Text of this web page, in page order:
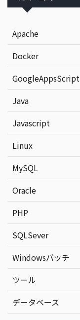
Apache
Docker
GoogleAppsScript
Java
Javascript
Linux
MySQL
Oracle
PHP
SQLSever
Windowsバッチ
ツール
データベース